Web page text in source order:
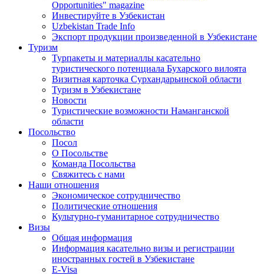
Opportunities" magazine
Инвестируйте в Узбекистан
Uzbekistan Trade Info
Экспорт продукции произведенной в Узбекистане
Туризм
Турпакеты и материаллы касательно
туристического потенциала Бухарского вилоята
Визитная карточка Сурхандарьинской области
Туризм в Узбекистане
Новости
Туристические возможности Наманганской
области
Посольство
Посол
О Посольстве
Команда Посольства
Свяжитесь с нами
Наши отношения
Экономическое сотрудничество
Политические отношения
Культурно-гуманитарное сотрудничество
Визы
Общая информация
Информация касательно визы и регистрации
иностранных гостей в Узбекистане
E-Visa